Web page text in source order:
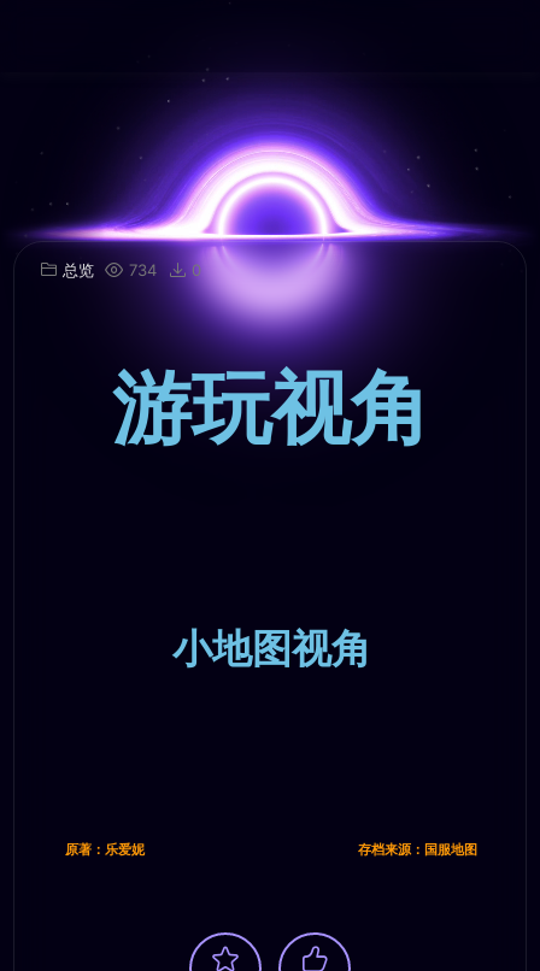
总览 734 0
游玩视角
小地图视角
原著：乐爱妮 存档来源：国服地图